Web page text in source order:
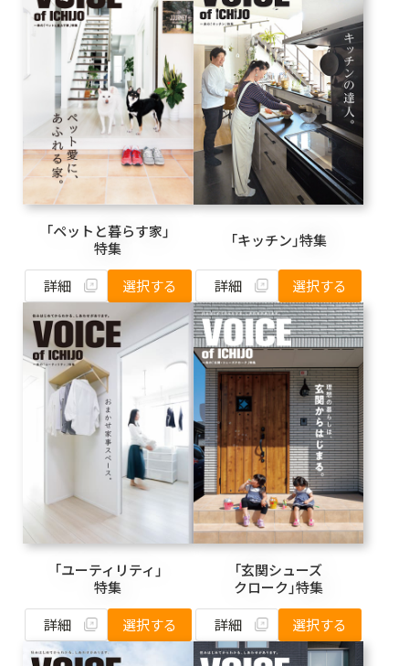
「ペットと暮らす家」
特集
詳細
選択する
「キッチン」特集
詳細 選択する
「ユーティリティ」
特集
詳細
選択する
「玄関シューズ
クローク」特集
詳細
選択する